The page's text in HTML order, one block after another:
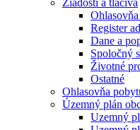
Žiadosti a tlačivá
Register
Dane a
Spoločný
Životné
Ostatné
Ohlasovňa
Územný plán
Uzemný